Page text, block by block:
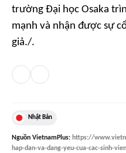
trường Đại học Osaka
mạnh và nhận được sự
giả./.
Nhật Bản
Nguồn VietnamPlus: https://
hap-dan-va-dang-yeu-cua-cac-sinh-